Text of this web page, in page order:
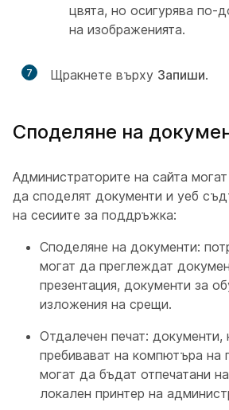
цвята, но осигурява по-
на изображенията.
7 Щракнете върху Запиши.
Споделяне на
Администраторите на сайта
да споделят документи и уеб
на сесиите за поддръжка:
Споделяне на документи:
могат да преглеждат
презентация, документи за
изложения на срещи.
Отдалечен печат: документи,
пребивават на компютъра на
могат да бъдат отпечатани
локален принтер на